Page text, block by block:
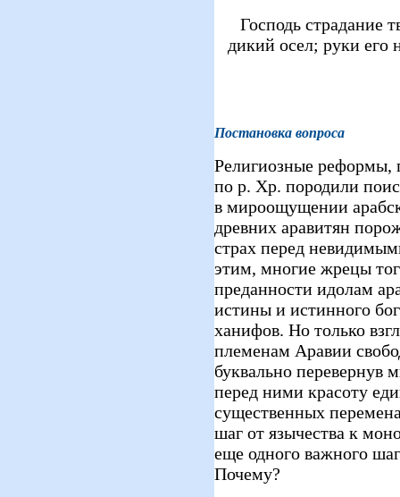
Господь страдание
дикий осел; руки его
Постановка вопроса
Религиозные
по р. Хр. породили
в мироощущении
древних аравитян
страх перед
этим, многие жрецы
преданности идолам
истины и истинного
ханифов. Но только
племенам Аравии
буквально перевернув
перед ними красоту
существенных
шаг от язычества к
еще одного важного
Почему?